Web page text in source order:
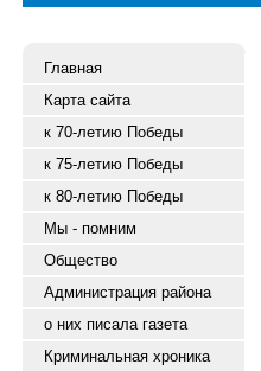
Главная
Карта сайта
к 70-летию Победы
к 75-летию Победы
к 80-летию Победы
Мы - помним
Общество
Администрация района
о них писала газета
Криминальная хроника